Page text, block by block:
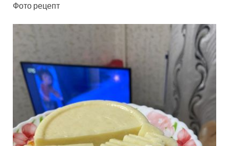
Фото рецепт